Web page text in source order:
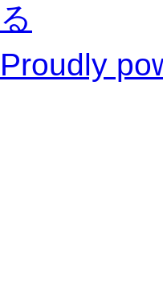
る
Proudly